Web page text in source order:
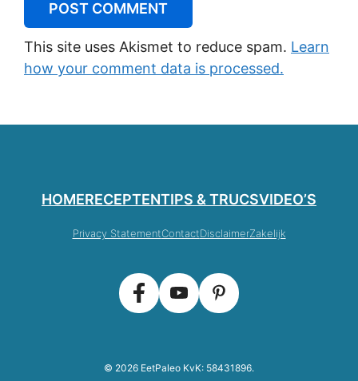
This site uses Akismet to reduce spam. Learn
how your comment data is processed.
HOMERECEPTENTIPS & TRUCSVIDEO’S
Privacy StatementContactDisclaimerZakelijk
© 2026 EetPaleo KvK: 58431896.